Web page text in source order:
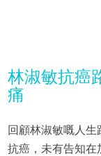
林淑敏抗癌
痛
回顧林淑敏嘅人
抗癌，未有告知在